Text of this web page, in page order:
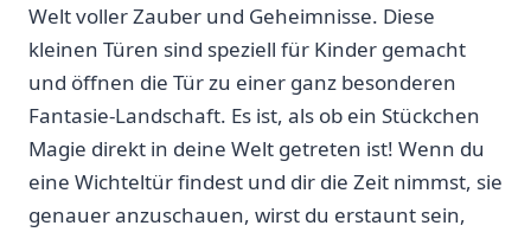
Welt voller Zauber und Geheimnisse. Diese
kleinen Türen sind speziell​ für Kinder‍ gemacht
und öffnen die Tür zu einer ganz besonderen‌
Fantasie-Landschaft. Es ist, als ob ein Stückchen
Magie ⁤direkt in deine Welt getreten ist!‍ Wenn ​du
eine Wichteltür findest und⁢ dir die Zeit nimmst, sie
‍genauer anzuschauen, wirst ⁢du erstaunt sein,